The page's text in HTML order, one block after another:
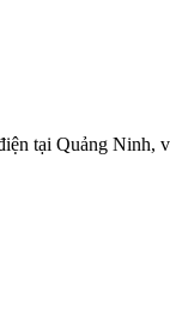
tại Quảng Ninh,